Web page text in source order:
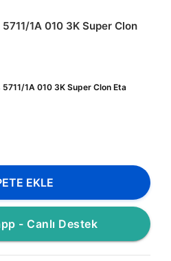
1A 010 3K Super Clon
1A 010 3K Super Clon Eta
EKLE
- Canlı Destek